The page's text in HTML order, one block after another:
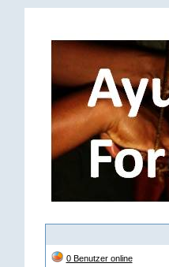
0 Benutzer online